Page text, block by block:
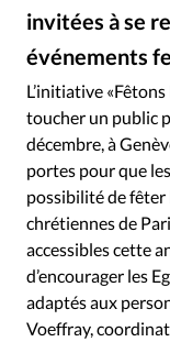
Devise:CHF
RUBRIQUES
Toute l'actualité
Eglises
Mission
Société
invitées à se
événements
L’initiative
toucher un public
décembre, à
portes pour que
possibilité de fêter
chrétiennes de
accessibles cette
d’encourager les
adaptés aux
Voeffray,